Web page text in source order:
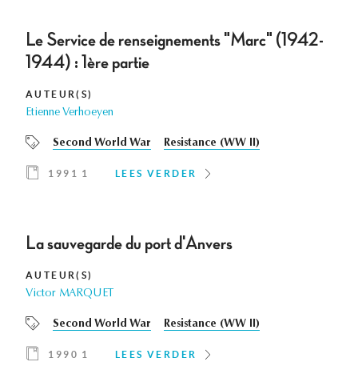
Le Service de renseignements "Marc" (1942-
1944) : 1ère partie
AUTEUR(S)
Etienne Verhoeyen
Second World War Resistance (WW II)
1991 1 LEES VERDER
La sauvegarde du port d'Anvers
AUTEUR(S)
Victor MARQUET
Second World War Resistance (WW II)
1990 1 LEES VERDER